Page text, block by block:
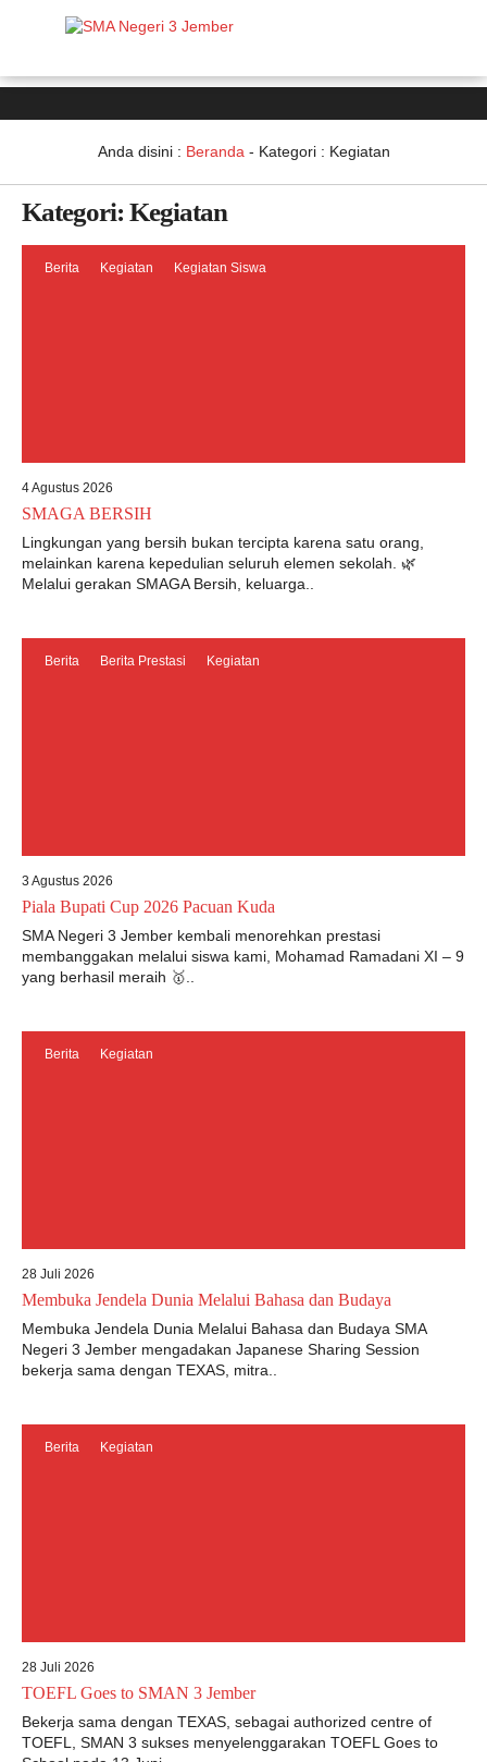
Anda disini : Beranda - Kategori : Kegiatan
Kategori: Kegiatan
Berita Kegiatan Kegiatan Siswa
4 Agustus 2026
SMAGA BERSIH
Lingkungan yang bersih bukan tercipta karena satu orang,
melainkan karena kepedulian seluruh elemen sekolah. 🌿
Melalui gerakan SMAGA Bersih, keluarga..
Berita Berita Prestasi Kegiatan
3 Agustus 2026
Piala Bupati Cup 2026 Pacuan Kuda
SMA Negeri 3 Jember kembali menorehkan prestasi
membanggakan melalui siswa kami, Mohamad Ramadani XI – 9
yang berhasil meraih 🥇..
Berita Kegiatan
28 Juli 2026
Membuka Jendela Dunia Melalui Bahasa dan Budaya
Membuka Jendela Dunia Melalui Bahasa dan Budaya SMA
Negeri 3 Jember mengadakan Japanese Sharing Session
bekerja sama dengan TEXAS, mitra..
Berita Kegiatan
28 Juli 2026
TOEFL Goes to SMAN 3 Jember
Bekerja sama dengan TEXAS, sebagai authorized centre of
TOEFL, SMAN 3 sukses menyelenggarakan TOEFL Goes to